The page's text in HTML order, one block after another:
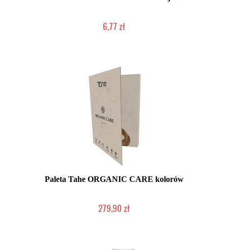
6,77 zł
Paleta Tahe ORGANIC CARE kolorów
279,90 zł